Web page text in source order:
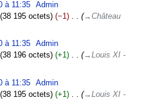
à 11:35
Admin
38 195 octets −1 ‎
→‎Château
à 11:35
Admin
38 196 octets +1 ‎
→‎Louis XI -
à 11:35
Admin
38 195 octets +1 ‎
→‎Louis XI -